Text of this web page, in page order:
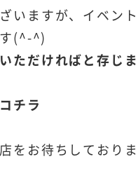
いますが、イベン
(^-^)
ただければと存じま
チラ
をお待ちしておりま